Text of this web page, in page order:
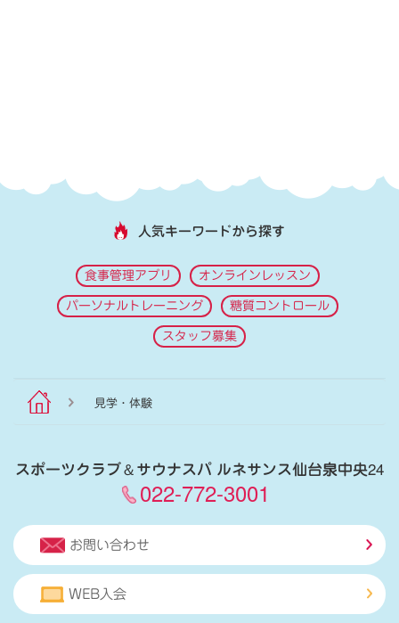
人気キーワードから探す
食事管理アプリ オンラインレッスン
パーソナルトレーニング 糖質コントロール
スタッフ募集
見学・体験
スポーツクラブ＆サウナスパ ルネサンス仙台泉中央24
022-772-3001
お問い合わせ
WEB入会